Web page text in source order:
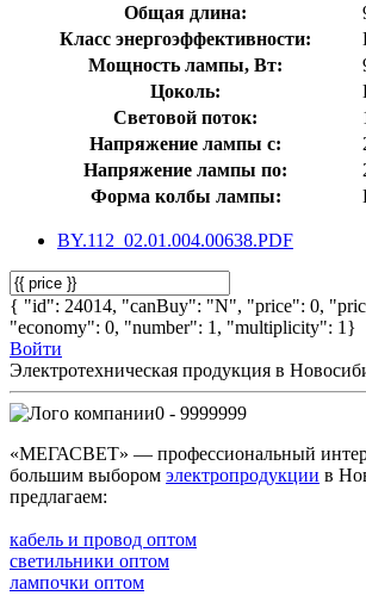
Общая длина:
Класс энергоэффективности:
Мощность лампы, Вт:
Цоколь:
Световой поток:
Напряжение лампы с:
Напряжение лампы по:
Форма колбы лампы:
BY.112_02.01.004.00638.PDF
{ "id": 24014, "canBuy": "N", "price": 0,
"economy": 0, "number": 1, "multiplicity": 1}
Войти
Электротехническая продукция в
0 - 9999999
«МЕГАСВЕТ» — профессиональный
большим выбором электропродукции в
предлагаем:
кабель и провод оптом
светильники оптом
лампочки оптом